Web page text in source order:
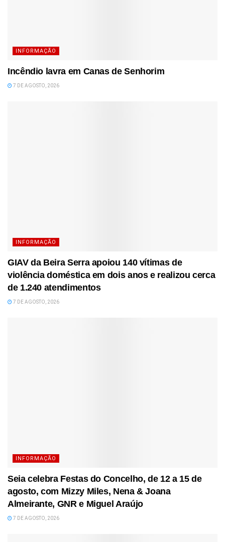
INFORMAÇÃO
Incêndio lavra em Canas de Senhorim
7 DE AGOSTO, 2026
INFORMAÇÃO
GIAV da Beira Serra apoiou 140 vítimas de
violência doméstica em dois anos e realizou cerca
de 1.240 atendimentos
7 DE AGOSTO, 2026
INFORMAÇÃO
Seia celebra Festas do Concelho, de 12 a 15 de
agosto, com Mizzy Miles, Nena & Joana
Almeirante, GNR e Miguel Araújo
7 DE AGOSTO, 2026